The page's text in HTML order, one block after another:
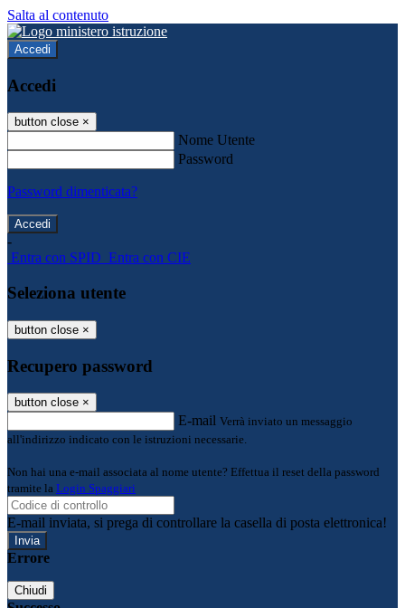
Salta al contenuto
Accedi
Accedi
button close ×
Nome Utente
Password
Password dimenticata?
-
Entra con SPID Entra con CIE
Seleziona utente
button close ×
Recupero password
button close ×
E-mail Verrà inviato un messaggio
all'indirizzo indicato con le istruzioni necessarie.
Non hai una e-mail associata al nome utente? Effettua il reset della password
tramite la Login Spaggiari
E-mail inviata, si prega di controllare la casella di posta elettronica!
Errore
Chiudi